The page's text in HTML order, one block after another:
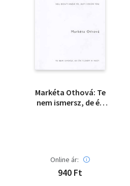
Markéta Othová: Te
nem ismersz, de én
Online ár:
940 Ft